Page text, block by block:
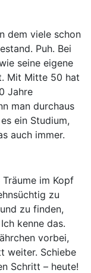
dem viele schon
Puh. Bei
seine eigene
Mit Mitte 50 hat
Jahre
man durchaus
ein Studium,
auch immer.
im Kopf
zu
zu finden,
kenne das.
vorbei,
weiter. Schiebe
Schritt – heute!